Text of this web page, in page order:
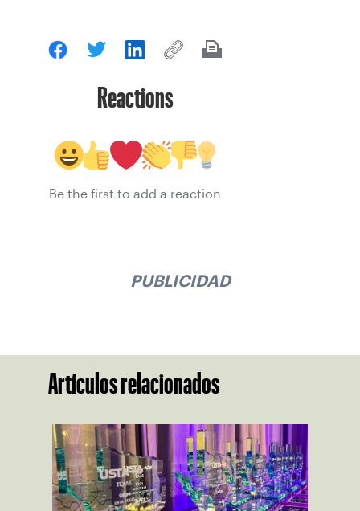
Reactions
Be the first to add a reaction
PUBLICIDAD
Artículos relacionados